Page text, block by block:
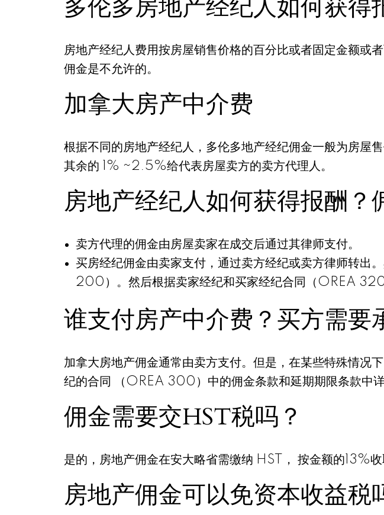
多伦多房地产经纪人如何获得
房地产经纪人费用按房屋销售价格的百分比或者固定金额或
佣金是不允许的。
加拿大房产中介费
根据不同的房地产经纪人，多伦多地产经纪佣金一般为房
其余的 1% ~2.5%给代表房屋卖方的卖方代理人。
房地产经纪人如何获得报酬？
卖方代理的佣金由房屋卖家在成交后通过其律师支付。
买房经纪佣金由卖家支付，通过卖方经纪或卖方律师转出
200）。然后根据卖家经纪和买家经纪合同（OREA 320
谁支付房产中介费？买方需要
加拿大房地产佣金通常由卖方支付。但是，在某些特殊情况
纪的合同 （OREA 300）中的佣金条款和延期期限条款中详
佣金需要交HST税吗？
是的，房地产佣金在安大略省需缴纳 HST， 按金额的13%收
房地产佣金可以免资本收益税